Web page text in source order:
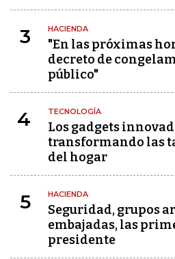
3 HACIENDA
"En las próximas
decreto de
público"
4 TECNOLOGÍA
Los gadgets
transformando las
del hogar
5 HACIENDA
Seguridad, grupos
embajadas, las
presidente